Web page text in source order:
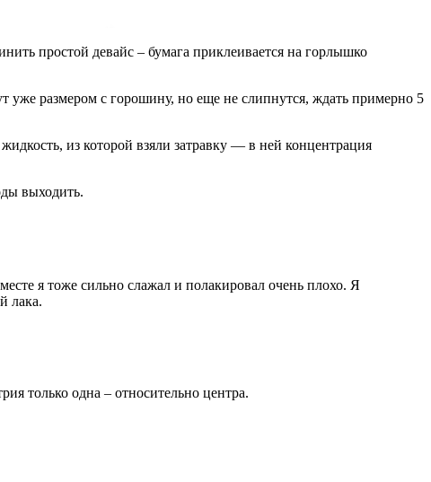
простой девайс – бумага приклеивается на горлышко
уже размером с горошину, но еще не слипнутся, ждать примерно 5
из которой взяли затравку — в ней концентрация
выходить.
я тоже сильно слажал и полакировал очень плохо. Я
лака.
только одна – относительно центра.